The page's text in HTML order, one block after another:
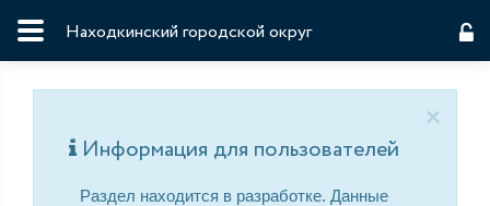
Находкинский городской округ
×
Информация для пользователей
Раздел находится в разработке. Данные